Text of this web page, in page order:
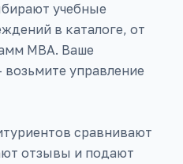
учебные
в каталоге, от
MBA. Ваше
управление
сравнивают
отзывы и подают